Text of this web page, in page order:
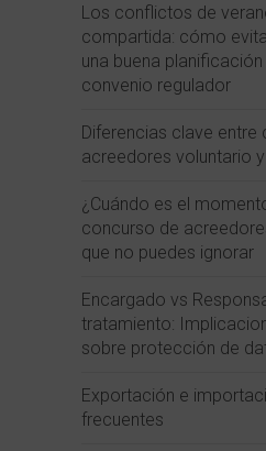
Los conflictos de
compartida: cómo
una buena
convenio regulador
Diferencias clave entre
acreedores voluntario
¿Cuándo es el
concurso de
que no puedes ignorar
Encargado vs
tratamiento:
sobre protección de
Exportación e
frecuentes